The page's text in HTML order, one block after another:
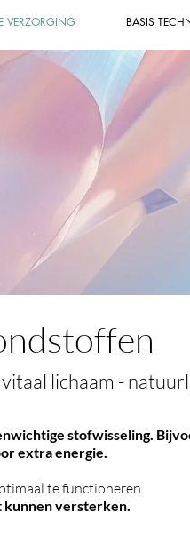
VERZORGING BASIS
lichaam -
stofwisseling.
extra energie.
te functioneren.
versterken.